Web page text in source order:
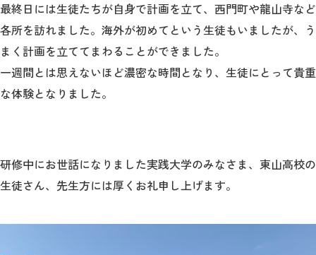
最終日には生徒たちが自身で計画を立て、西門町や龍山寺など
各所を訪れました。海外が初めてという生徒もいましたが、う
まく計画を立ててまわることができました。
一週間とは思えないほど濃密な時間となり、生徒にとって貴重
な体験となりました。
研修中にお世話になりました実践大学のみなさま、東山高校の
生徒さん、先生方には厚くお礼申し上げます。